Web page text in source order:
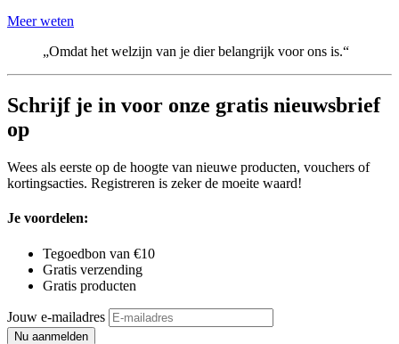
Meer weten
„Omdat het welzijn van je dier belangrijk voor ons is.“
Schrijf je in voor onze gratis nieuwsbrief
op
Wees als eerste op de hoogte van nieuwe producten, vouchers of
kortingsacties. Registreren is zeker de moeite waard!
Je voordelen:
Tegoedbon van €10
Gratis verzending
Gratis producten
Jouw e-mailadres
Nu aanmelden